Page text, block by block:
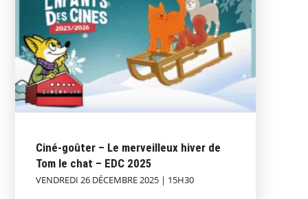
Ciné-goûter – Le merveilleux hiver de
Tom le chat – EDC 2025
VENDREDI 26 DÉCEMBRE 2025 | 15H30